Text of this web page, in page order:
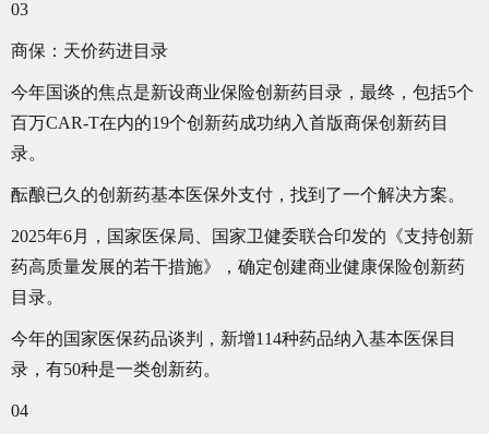
03
商保：天价药进目录
今年国谈的焦点是新设商业保险创新药目录，最终，包括5个
百万CAR-T在内的19个创新药成功纳入首版商保创新药目
录。
酝酿已久的创新药基本医保外支付，找到了一个解决方案。
2025年6月，国家医保局、国家卫健委联合印发的《支持创新
药高质量发展的若干措施》，确定创建商业健康保险创新药
目录。
今年的国家医保药品谈判，新增114种药品纳入基本医保目
录，有50种是一类创新药。
04